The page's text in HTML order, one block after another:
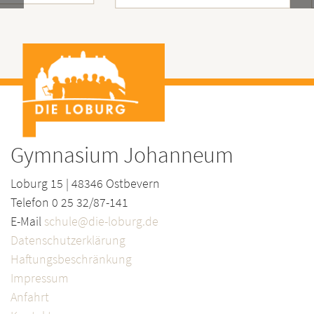
Gymnasium Johanneum
Loburg 15 | 48346 Ostbevern
Telefon 0 25 32/87-141
E-Mail schule@die-loburg.de
Datenschutzerklärung
Haftungsbeschränkung
Impressum
Anfahrt